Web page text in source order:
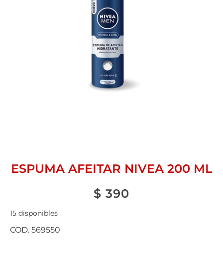
ESPUMA AFEITAR NIVEA 200 ML
$ 390
15 disponibles
COD. 569550